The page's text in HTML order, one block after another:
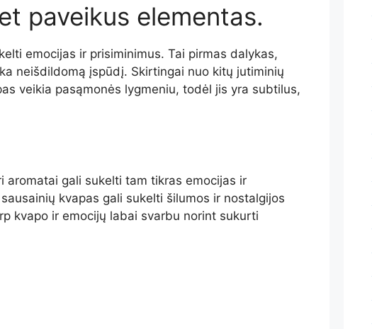
paveikus elementas.
emocijas ir prisiminimus. Tai pirmas dalykas,
neišdildomą įspūdį. Skirtingai nuo kitų jutiminių
veikia pasąmonės lygmeniu, todėl jis yra subtilus,
aromatai gali sukelti tam tikras emocijas ir
kvapas gali sukelti šilumos ir nostalgijos
kvapo ir emocijų labai svarbu norint sukurti